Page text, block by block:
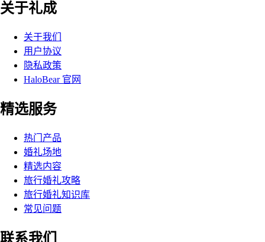
关于礼成
关于我们
用户协议
隐私政策
HaloBear 官网
精选服务
热门产品
婚礼场地
精选内容
旅行婚礼攻略
旅行婚礼知识库
常见问题
联系我们